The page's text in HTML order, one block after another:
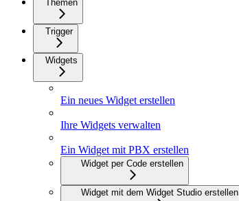
Themen
Trigger
Widgets
Ein neues Widget erstellen
Ihre Widgets verwalten
Ein Widget mit PBX erstellen
Widget per Code erstellen
Widget mit dem Widget Studio erstellen